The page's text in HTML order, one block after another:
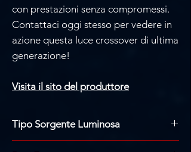
con prestazioni senza compromessi.
Contattaci oggi stesso per vedere in
azione questa luce crossover di ultima
generazione!
Visita il sito del produttore
Tipo Sorgente Luminosa